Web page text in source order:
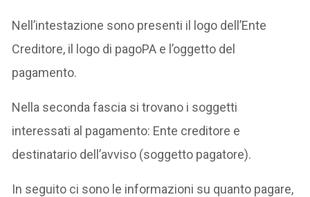
Nell’intestazione sono presenti il logo dell’Ente
Creditore, il logo di pagoPA e l’oggetto del
pagamento.
Nella seconda fascia si trovano i soggetti
interessati al pagamento: Ente creditore e
destinatario dell’avviso (soggetto pagatore).
In seguito ci sono le informazioni su quanto pagare,